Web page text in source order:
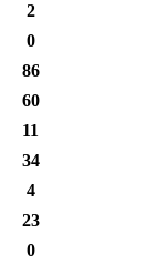
2
0
86
60
11
34
4
23
0